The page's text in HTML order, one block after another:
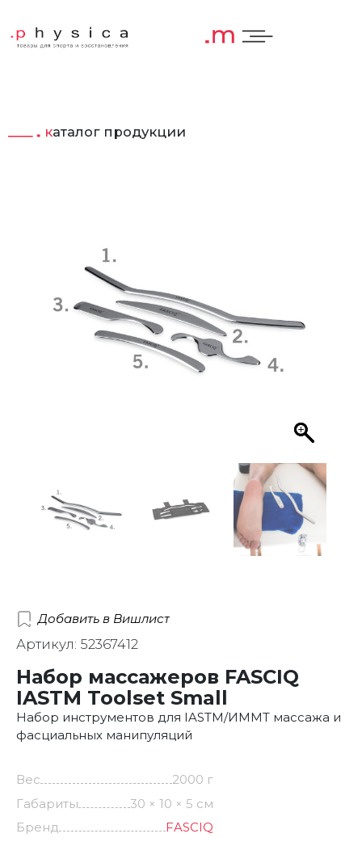
каталог продукции
Добавить в Вишлист
Артикул: 52367412
Набор массажеров FASCIQ
IASTM Toolset Small
Набор инструментов для IASTM/ИММТ массажа и
фасциальных манипуляций
Вес
2000 г
Габариты
30 × 10 × 5 см
Бренд
FASCIQ